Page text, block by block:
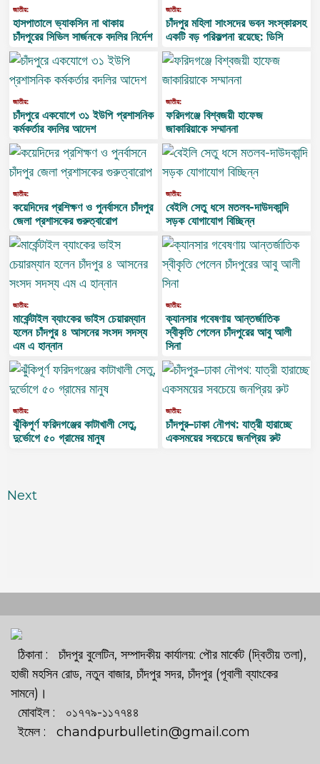
জাতীয়:
হাসপাতালে ভ্যাকসিন না থাকায়
চাঁদপুরের সিভিল সার্জনকে বদলির নির্দেশ
জাতীয়:
চাঁদপুর মহিলা সাংসদের ভবন সংস্কারসহ
একটি বড় পরিকল্পনা রয়েছে: ডিসি
জাতীয়:
চাঁদপুরে একযোগে ৩১ ইউপি প্রশাসনিক
কর্মকর্তার বদলির আদেশ
জাতীয়:
ফরিদগঞ্জে বিশ্বজয়ী হাফেজ
জাকারিয়াকে সম্মাননা
জাতীয়:
কয়েদিদের প্রশিক্ষণ ও পুনর্বাসনে চাঁদপুর
জেলা প্রশাসকের গুরুত্বারোপ
জাতীয়:
বেইলি সেতু ধসে মতলব-দাউদকান্দি
সড়ক যোগাযোগ বিচ্ছিন্ন
জাতীয়:
মার্কেন্টাইল ব্যাংকের ভাইস চেয়ারম্যান
হলেন চাঁদপুর ৪ আসনের সংসদ সদস্য
এম এ হান্নান
জাতীয়:
ক্যানসার গবেষণায় আন্তর্জাতিক
স্বীকৃতি পেলেন চাঁদপুরের আবু আলী
সিনা
জাতীয়:
ঝুঁকিপূর্ণ ফরিদগঞ্জের কাটাখালী সেতু,
দুর্ভোগে ৫০ গ্রামের মানুষ
জাতীয়:
চাঁদপুর–ঢাকা নৌপথ: যাত্রী হারাচ্ছে
একসময়ের সবচেয়ে জনপ্রিয় রুট
Next
ঠিকানা : চাঁদপুর বুলেটিন, সম্পাদকীয় কার্যালয়: পৌর মার্কেট (দ্বিতীয় তলা),
হাজী মহসিন রোড, নতুন বাজার, চাঁদপুর সদর, চাঁদপুর (পূবালী ব্যাংকের
সামনে)।
মোবাইল : ০১৭৭৯-১১৭৭৪৪
ইমেল : chandpurbulletin@gmail.com